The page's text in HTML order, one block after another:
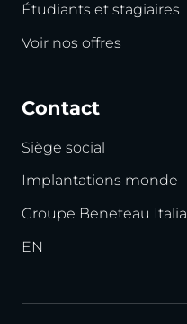
Étudiants et stagiaires
Voir nos offres
Contact
Siège social
Implantations monde
Groupe Beneteau Italia
EN